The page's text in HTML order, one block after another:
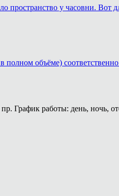
пространство у часовни.
объёме)
График работы: день, ночь,